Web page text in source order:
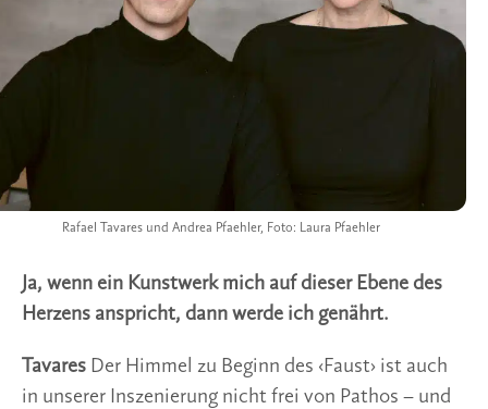
Rafael Tavares und Andrea Pfaehler, Foto: Laura Pfaehler
Ja, wenn ein Kunstwerk mich auf dieser Ebene des
Herzens anspricht, dann werde ich genährt.
Tavares Der Himmel zu Beginn des ‹Faust› ist auch
in unserer Inszenierung nicht frei von Pathos – und